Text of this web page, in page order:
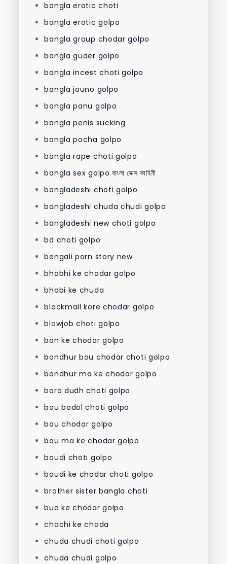
bangla erotic choti
bangla erotic golpo
bangla group chodar golpo
bangla guder golpo
bangla incest choti golpo
bangla jouno golpo
bangla panu golpo
bangla penis sucking
bangla pocha golpo
bangla rape choti golpo
bangla sex golpo বাংলা সেক্স কাহিনী
bangladeshi choti golpo
bangladeshi chuda chudi golpo
bangladeshi new choti golpo
bd choti golpo
bengali porn story new
bhabhi ke chodar golpo
bhabi ke chuda
blackmail kore chodar golpo
blowjob choti golpo
bon ke chodar golpo
bondhur bou chodar choti golpo
bondhur ma ke chodar golpo
boro dudh choti golpo
bou bodol choti golpo
bou chodar golpo
bou ma ke chodar golpo
boudi choti golpo
boudi ke chodar choti golpo
brother sister bangla choti
bua ke chodar golpo
chachi ke choda
chuda chudi choti golpo
chuda chudi golpo